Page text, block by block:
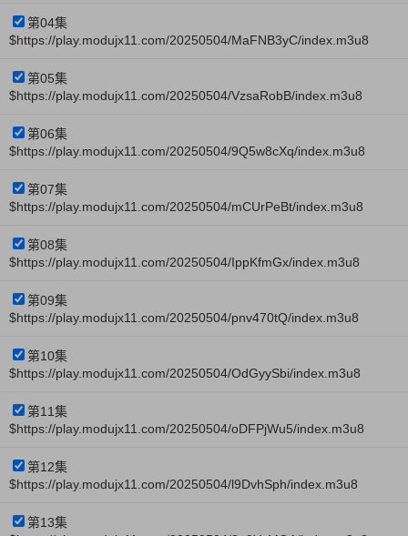
第04集
$https://play.modujx11.com/20250504/MaFNB3yC/index.m3u8
第05集
$https://play.modujx11.com/20250504/VzsaRobB/index.m3u8
第06集
$https://play.modujx11.com/20250504/9Q5w8cXq/index.m3u8
第07集
$https://play.modujx11.com/20250504/mCUrPeBt/index.m3u8
第08集
$https://play.modujx11.com/20250504/IppKfmGx/index.m3u8
第09集
$https://play.modujx11.com/20250504/pnv470tQ/index.m3u8
第10集
$https://play.modujx11.com/20250504/OdGyySbi/index.m3u8
第11集
$https://play.modujx11.com/20250504/oDFPjWu5/index.m3u8
第12集
$https://play.modujx11.com/20250504/l9DvhSph/index.m3u8
第13集